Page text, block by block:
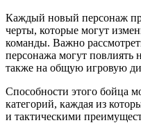
Каждый новый персонаж
черты, которые могут
команды. Важно
персонажа могут повлиять
также на общую игровую
Способности этого бойца
категорий, каждая из
и тактическими